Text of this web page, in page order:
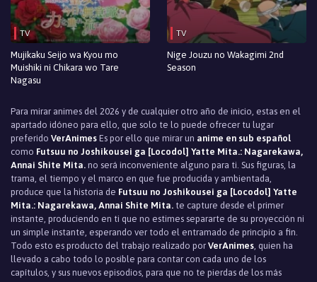
TV
Mujikaku Seijo wa Kyou mo
Muishiki ni Chikara wo Tare
Nagasu
TV
Nige Jouzu no Wakagimi 2nd
Season
Para mirar animes del 2026 y de cualquier otro año de inicio, estas en el
apartado idóneo para ello, que solo te lo puede ofrecer tu lugar
preferido VerAnimes Es por ello que mirar un anime en sub español
como Futsuu no Joshikousei ga [Locodol] Yatte Mita.: Nagarekawa,
Annai Shite Mita. no será inconveniente alguno para ti. Sus figuras, la
trama, el tiempo y el marco en que fue producida y ambientada,
produce que la historia de Futsuu no Joshikousei ga [Locodol] Yatte
Mita.: Nagarekawa, Annai Shite Mita. te capture desde el primer
instante, produciendo en ti que no estimes separarte de su proyección ni
un simple instante, esperando ver todo el entramado de principio a fin.
Todo esto es producto del trabajo realizado por VerAnimes, quien ha
llevado a cabo todo lo posible para contar con cada uno de los
capítulos, y sus nuevos episodios, para que no te pierdas de los más